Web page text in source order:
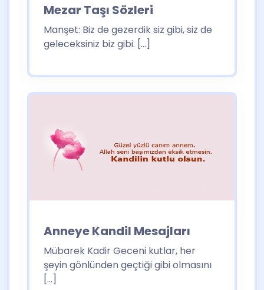
Mezar Taşı Sözleri
Manşet: Biz de gezerdik siz gibi, siz de
geleceksiniz biz gibi. […]
Anneye Kandil Mesajları
Mübarek Kadir Geceni kutlar, her
şeyin gönlünden geçtiği gibi olmasını
[…]